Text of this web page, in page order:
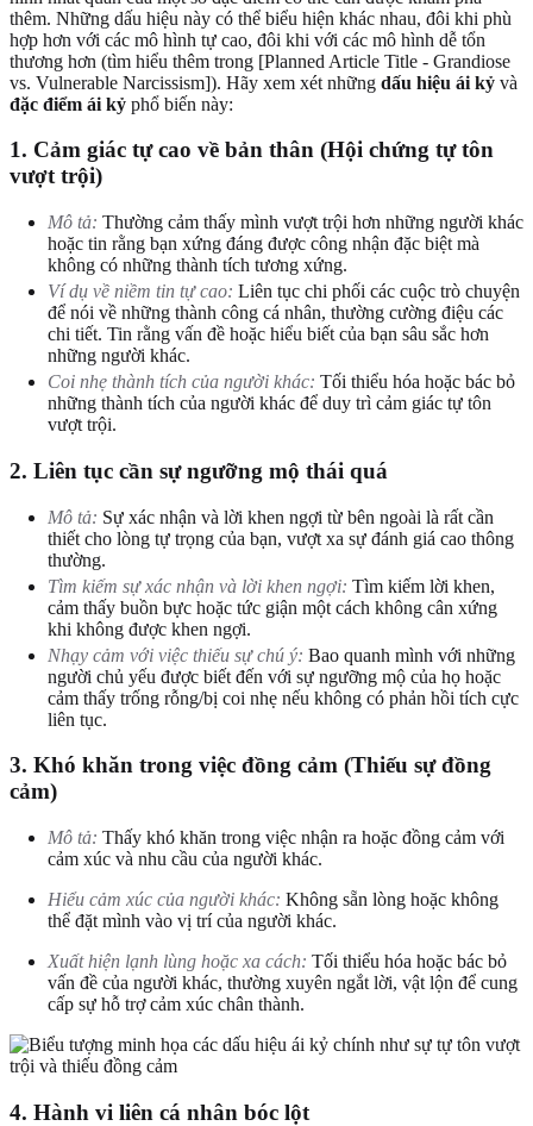
thêm. Những dấu hiệu này có thể biểu hiện khác nhau, đôi khi phù
hợp hơn với các mô hình tự cao, đôi khi với các mô hình dễ tổn
thương hơn (tìm hiểu thêm trong [Planned Article Title - Grandiose
vs. Vulnerable Narcissism]). Hãy xem xét những dấu hiệu ái kỷ và
đặc điểm ái kỷ phổ biến này:
1. Cảm giác tự cao về bản thân (Hội chứng tự tôn
vượt trội)
Mô tả: Thường cảm thấy mình vượt trội hơn những người khác
hoặc tin rằng bạn xứng đáng được công nhận đặc biệt mà
không có những thành tích tương xứng.
Ví dụ về niềm tin tự cao: Liên tục chi phối các cuộc trò chuyện
để nói về những thành công cá nhân, thường cường điệu các
chi tiết. Tin rằng vấn đề hoặc hiểu biết của bạn sâu sắc hơn
những người khác.
Coi nhẹ thành tích của người khác: Tối thiểu hóa hoặc bác bỏ
những thành tích của người khác để duy trì cảm giác tự tôn
vượt trội.
2. Liên tục cần sự ngưỡng mộ thái quá
Mô tả: Sự xác nhận và lời khen ngợi từ bên ngoài là rất cần
thiết cho lòng tự trọng của bạn, vượt xa sự đánh giá cao thông
thường.
Tìm kiếm sự xác nhận và lời khen ngợi: Tìm kiếm lời khen,
cảm thấy buồn bực hoặc tức giận một cách không cân xứng
khi không được khen ngợi.
Nhạy cảm với việc thiếu sự chú ý: Bao quanh mình với những
người chủ yếu được biết đến với sự ngưỡng mộ của họ hoặc
cảm thấy trống rỗng/bị coi nhẹ nếu không có phản hồi tích cực
liên tục.
3. Khó khăn trong việc đồng cảm (Thiếu sự đồng
cảm)
Mô tả: Thấy khó khăn trong việc nhận ra hoặc đồng cảm với
cảm xúc và nhu cầu của người khác.
Hiểu cảm xúc của người khác: Không sẵn lòng hoặc không
thể đặt mình vào vị trí của người khác.
Xuất hiện lạnh lùng hoặc xa cách: Tối thiểu hóa hoặc bác bỏ
vấn đề của người khác, thường xuyên ngắt lời, vật lộn để cung
cấp sự hỗ trợ cảm xúc chân thành.
4. Hành vi liên cá nhân bóc lột